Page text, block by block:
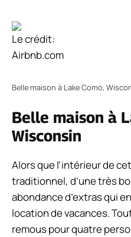
Le crédit:
Airbnb.com
Belle maison à Lake Como,
Belle maison à
Wisconsin
Alors que l’intérieur de
traditionnel, d’une très
abondance d’extras qui
location de vacances.
remous pour quatre